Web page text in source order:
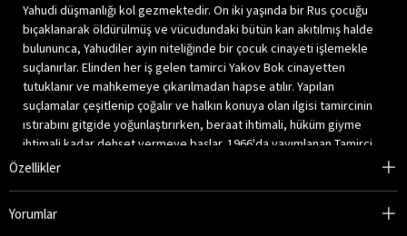
Yahudi düşmanlığı kol gezmektedir. On iki yaşında bir Rus çocuğu
bıçaklanarak öldürülmüş ve vücudundaki bütün kan akıtılmış halde
bulununca, Yahudiler ayin niteliğinde bir çocuk cinayeti işlemekle
suçlanırlar. Elinden her iş gelen tamirci Yakov Bok cinayetten
tutuklanır ve mahkemeye çıkarılmadan hapse atılır. Yapılan
suçlamalar çeşitlenip çoğalır ve halkın konuya olan ilgisi tamircinin
ıstırabını gitgide yoğunlaştırırken, beraat ihtimali, hüküm giyme
ihtimali kadar dehşet vermeye başlar. 1966'da yayımlanan Tamirci,
Bernard Malamud'a hem bir Pulitzer Ödülü, hem de ikinci Ulusal
ediyor." -Independent-
Özellikler
Yorumlar